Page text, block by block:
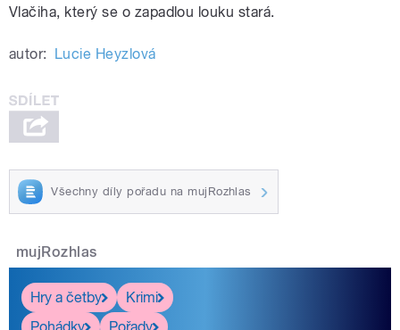
Vlačiha, který se o zapadlou louku stará.
autor: Lucie Heyzlová
Všechny díly pořadu na mujRozhlas
mujRozhlas
Hry a četby
Krimi
Pohádky
Pořady